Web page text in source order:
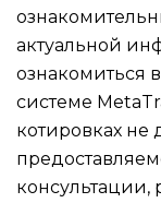
актуальной
ознакомиться
системе
котировках не